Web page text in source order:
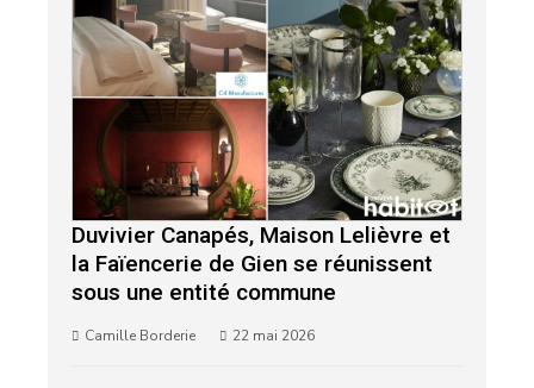
Duvivier Canapés, Maison Lelièvre et
la Faïencerie de Gien se réunissent
sous une entité commune
Camille Borderie 22 mai 2026